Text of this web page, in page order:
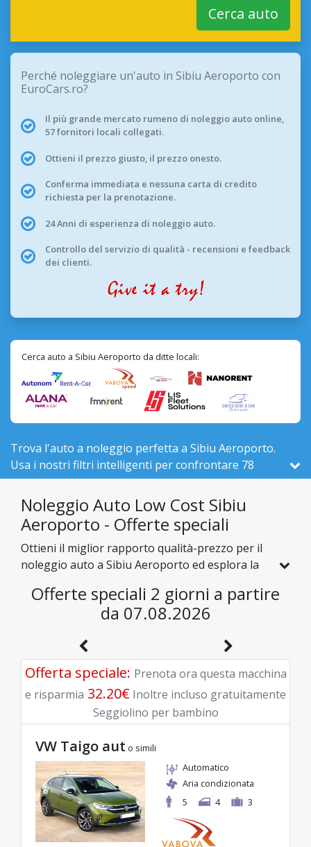
Cerca auto
Perché noleggiare un'auto in Sibiu Aeroporto con
EuroCars.ro?
Il più grande mercato rumeno di noleggio auto online,
57 fornitori locali collegati.
Ottieni il prezzo giusto, il prezzo onesto.
Conferma immediata e nessuna carta di credito
richiesta per la prenotazione.
24 Anni di esperienza di noleggio auto.
Controllo del servizio di qualità - recensioni e feedback
dei clienti.
Cerca auto a Sibiu Aeroporto da ditte locali:
Trova l'auto a noleggio perfetta a Sibiu Aeroporto.
Usa i nostri filtri intelligenti per confrontare 78
veicoli attivi qui, su 525 totali in Romania, da 9
compagnie locali.
Noleggio Auto Low Cost Sibiu
Aeroporto - Offerte speciali
Ottieni il miglior rapporto qualità-prezzo per il
noleggio auto a Sibiu Aeroporto ed esplora la
selezionato per te veicoli con sconti reali, per
farti godere un viaggio senza pensieri con un
Offerte speciali 2 giorni a partire
da 07.08.2026
Offerta speciale: Prenota ora questa macchina
e risparmia 32.20€ Inoltre incluso gratuitamente
Seggiolino per bambino
VW Taigo aut o simili
Automatico
Aria condizionata
5
4 3